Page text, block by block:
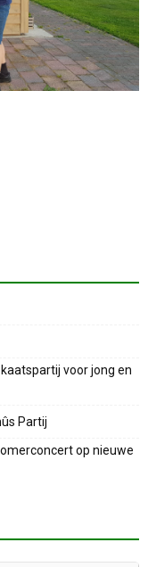
voor jong en
Partij
op nieuwe